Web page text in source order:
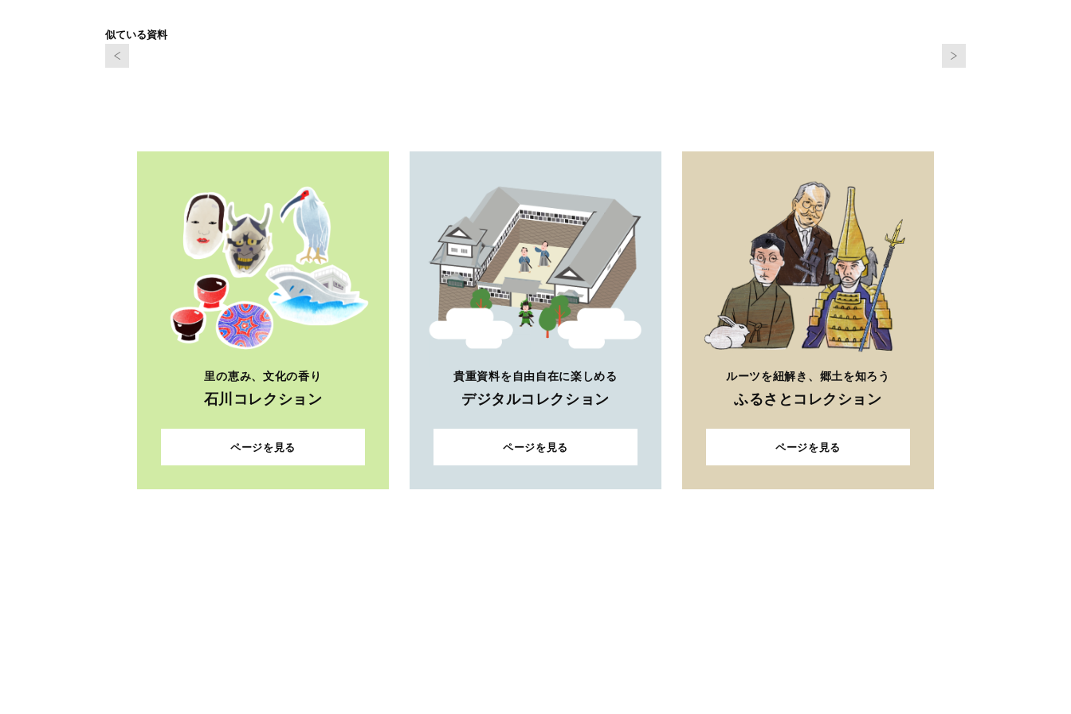
似ている資料
里の恵み、文化の香り
石川コレクション
ページを見る
貴重資料を自由自在に楽しめる
デジタルコレクション
ページを見る
ルーツを紐解き、郷土を知ろう
ふるさとコレクション
ページを見る